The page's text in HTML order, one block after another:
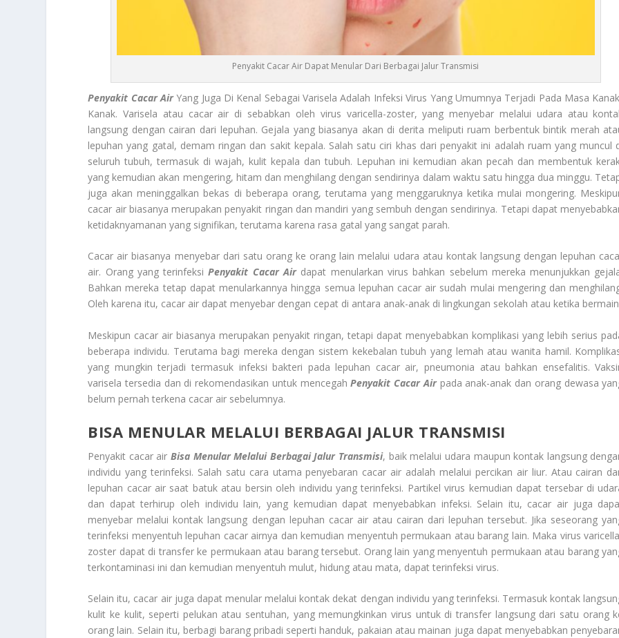
Penyakit Cacar Air Dapat Menular Dari Berbagai Jalur Transmisi
Penyakit Cacar AirYang Juga Di Kenal Sebagai Varisela Adalah Infeksi Virus Yang Umumnya Terjadi Pada Masa
Kanak. Varisela atau cacar air di sebabkan oleh virus varicella-zoster, yang menyebar melalui udara atau
langsung dengan cairan dari lepuhan. Gejala yang biasanya akan di derita meliputi ruam berbentuk bintik merah
lepuhan yang gatal, demam ringan dan sakit kepala. Salah satu ciri khas dari penyakit ini adalah ruam yang muncul
seluruh tubuh, termasuk di wajah, kulit kepala dan tubuh. Lepuhan ini kemudian akan pecah dan membentuk
yang kemudian akan mengering, hitam dan menghilang dengan sendirinya dalam waktu satu hingga dua minggu.
juga akan meninggalkan bekas di beberapa orang, terutama yang menggaruknya ketika mulai mongering.
cacar air biasanya merupakan penyakit ringan dan mandiri yang sembuh dengan sendirinya. Tetapi dapat
ketidaknyamanan yang signifikan, terutama karena rasa gatal yang sangat parah.
Cacar air biasanya menyebar dari satu orang ke orang lain melalui udara atau kontak langsung dengan lepuhan
air. Orang yang terinfeksiPenyakit Cacar Airdapat menularkan virus bahkan sebelum mereka menunjukkan
Bahkan mereka tetap dapat menularkannya hingga semua lepuhan cacar air sudah mulai mengering dan
Oleh karena itu, cacar air dapat menyebar dengan cepat di antara anak-anak di lingkungan sekolah atau ketika
Meskipun cacar air biasanya merupakan penyakit ringan, tetapi dapat menyebabkan komplikasi yang lebih serius
beberapa individu. Terutama bagi mereka dengan sistem kekebalan tubuh yang lemah atau wanita hamil.
yang mungkin terjadi termasuk infeksi bakteri pada lepuhan cacar air, pneumonia atau bahkan ensefalitis.
varisela tersedia dan di rekomendasikan untuk mencegahPenyakit Cacar Airpada anak-anak dan orang dewasa
belum pernah terkena cacar air sebelumnya.
BISA MENULAR MELALUI BERBAGAI JALUR TRANSMISI
Penyakit cacar airBisa Menular Melalui Berbagai Jalur Transmisi, baik melalui udara maupun kontak langsung
individu yang terinfeksi. Salah satu cara utama penyebaran cacar air adalah melalui percikan air liur. Atau cairan
lepuhan cacar air saat batuk atau bersin oleh individu yang terinfeksi. Partikel virus kemudian dapat tersebar di
dan dapat terhirup oleh individu lain, yang kemudian dapat menyebabkan infeksi. Selain itu, cacar air juga
menyebar melalui kontak langsung dengan lepuhan cacar air atau cairan dari lepuhan tersebut. Jika seseorang
terinfeksi menyentuh lepuhan cacar airnya dan kemudian menyentuh permukaan atau barang lain. Maka virus
zoster dapat di transfer ke permukaan atau barang tersebut. Orang lain yang menyentuh permukaan atau barang
terkontaminasi ini dan kemudian menyentuh mulut, hidung atau mata, dapat terinfeksi virus.
Selain itu, cacar air juga dapat menular melalui kontak dekat dengan individu yang terinfeksi. Termasuk kontak
kulit ke kulit, seperti pelukan atau sentuhan, yang memungkinkan virus untuk di transfer langsung dari satu orang
orang lain. Selain itu, berbagi barang pribadi seperti handuk, pakaian atau mainan juga dapat menyebabkan